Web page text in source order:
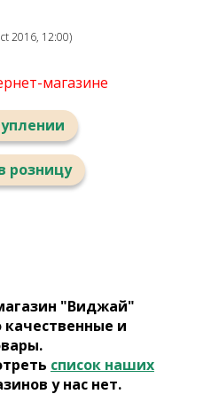
2016, 12:00)
магазине
розницу
"Виджай"
и
список наших
у нас нет.